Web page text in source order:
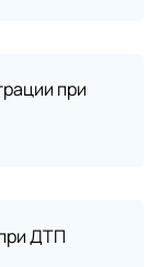
при
ДТП